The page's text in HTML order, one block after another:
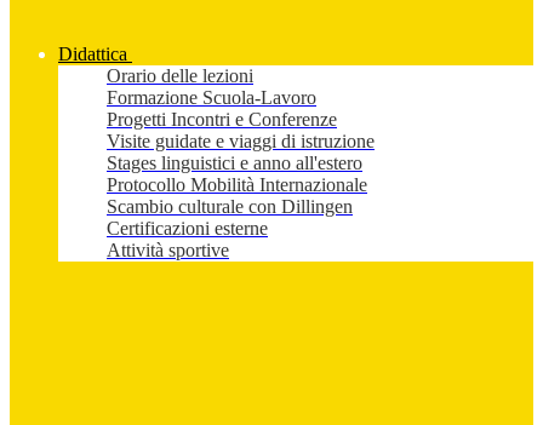
Didattica
Orario delle lezioni
Formazione Scuola-Lavoro
Progetti Incontri e Conferenze
Visite guidate e viaggi di istruzione
Stages linguistici e anno all'estero
Protocollo Mobilità Internazionale
Scambio culturale con Dillingen
Certificazioni esterne
Attività sportive